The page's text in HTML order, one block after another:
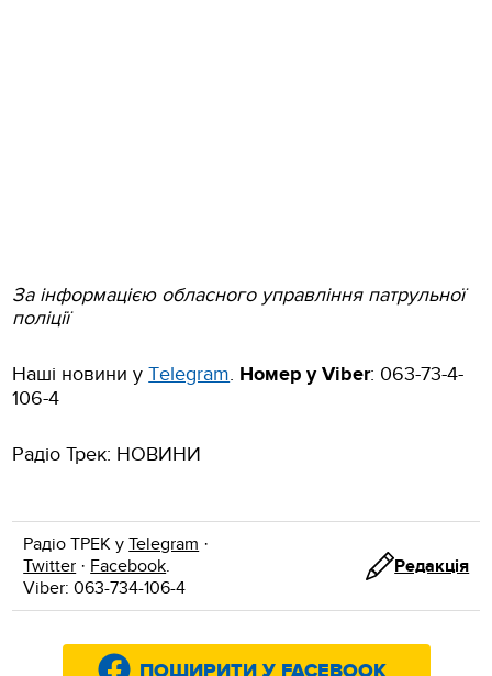
За інформацією обласного управління патрульної
поліції
Наші новини уТelegram. Номер уViber: 063-73-4-
106-4
Радіо Трек: НОВИНИ
Радіо ТРЕК уTelegram ·
Twitter · Facebook.
Viber: 063-734-106-4
Редакція